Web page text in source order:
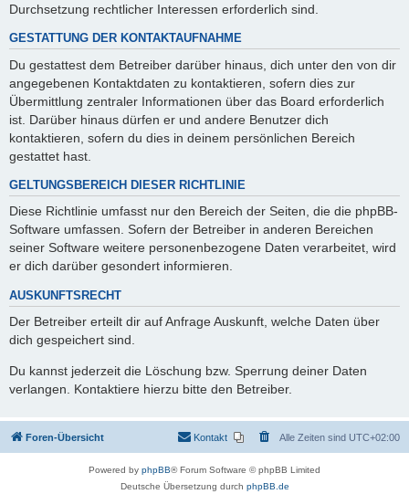
Durchsetzung rechtlicher Interessen erforderlich sind.
GESTATTUNG DER KONTAKTAUFNAHME
Du gestattest dem Betreiber darüber hinaus, dich unter den von dir
angegebenen Kontaktdaten zu kontaktieren, sofern dies zur
Übermittlung zentraler Informationen über das Board erforderlich
ist. Darüber hinaus dürfen er und andere Benutzer dich
kontaktieren, sofern du dies in deinem persönlichen Bereich
gestattet hast.
GELTUNGSBEREICH DIESER RICHTLINIE
Diese Richtlinie umfasst nur den Bereich der Seiten, die die phpBB-
Software umfassen. Sofern der Betreiber in anderen Bereichen
seiner Software weitere personenbezogene Daten verarbeitet, wird
er dich darüber gesondert informieren.
AUSKUNFTSRECHT
Der Betreiber erteilt dir auf Anfrage Auskunft, welche Daten über
dich gespeichert sind.
Du kannst jederzeit die Löschung bzw. Sperrung deiner Daten
verlangen. Kontaktiere hierzu bitte den Betreiber.
Foren-Übersicht Alle Zeiten sind UTC+02:00
Kontakt
Powered by phpBB® Forum Software © phpBB Limited
Deutsche Übersetzung durch phpBB.de